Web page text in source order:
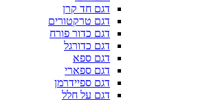
דגם חד קרן
דגם טרקטורים
דגם כדור פורח
דגם כדורגל
דגם ספא
דגם ספארי
דגם ספיידרמן
דגם על חלל